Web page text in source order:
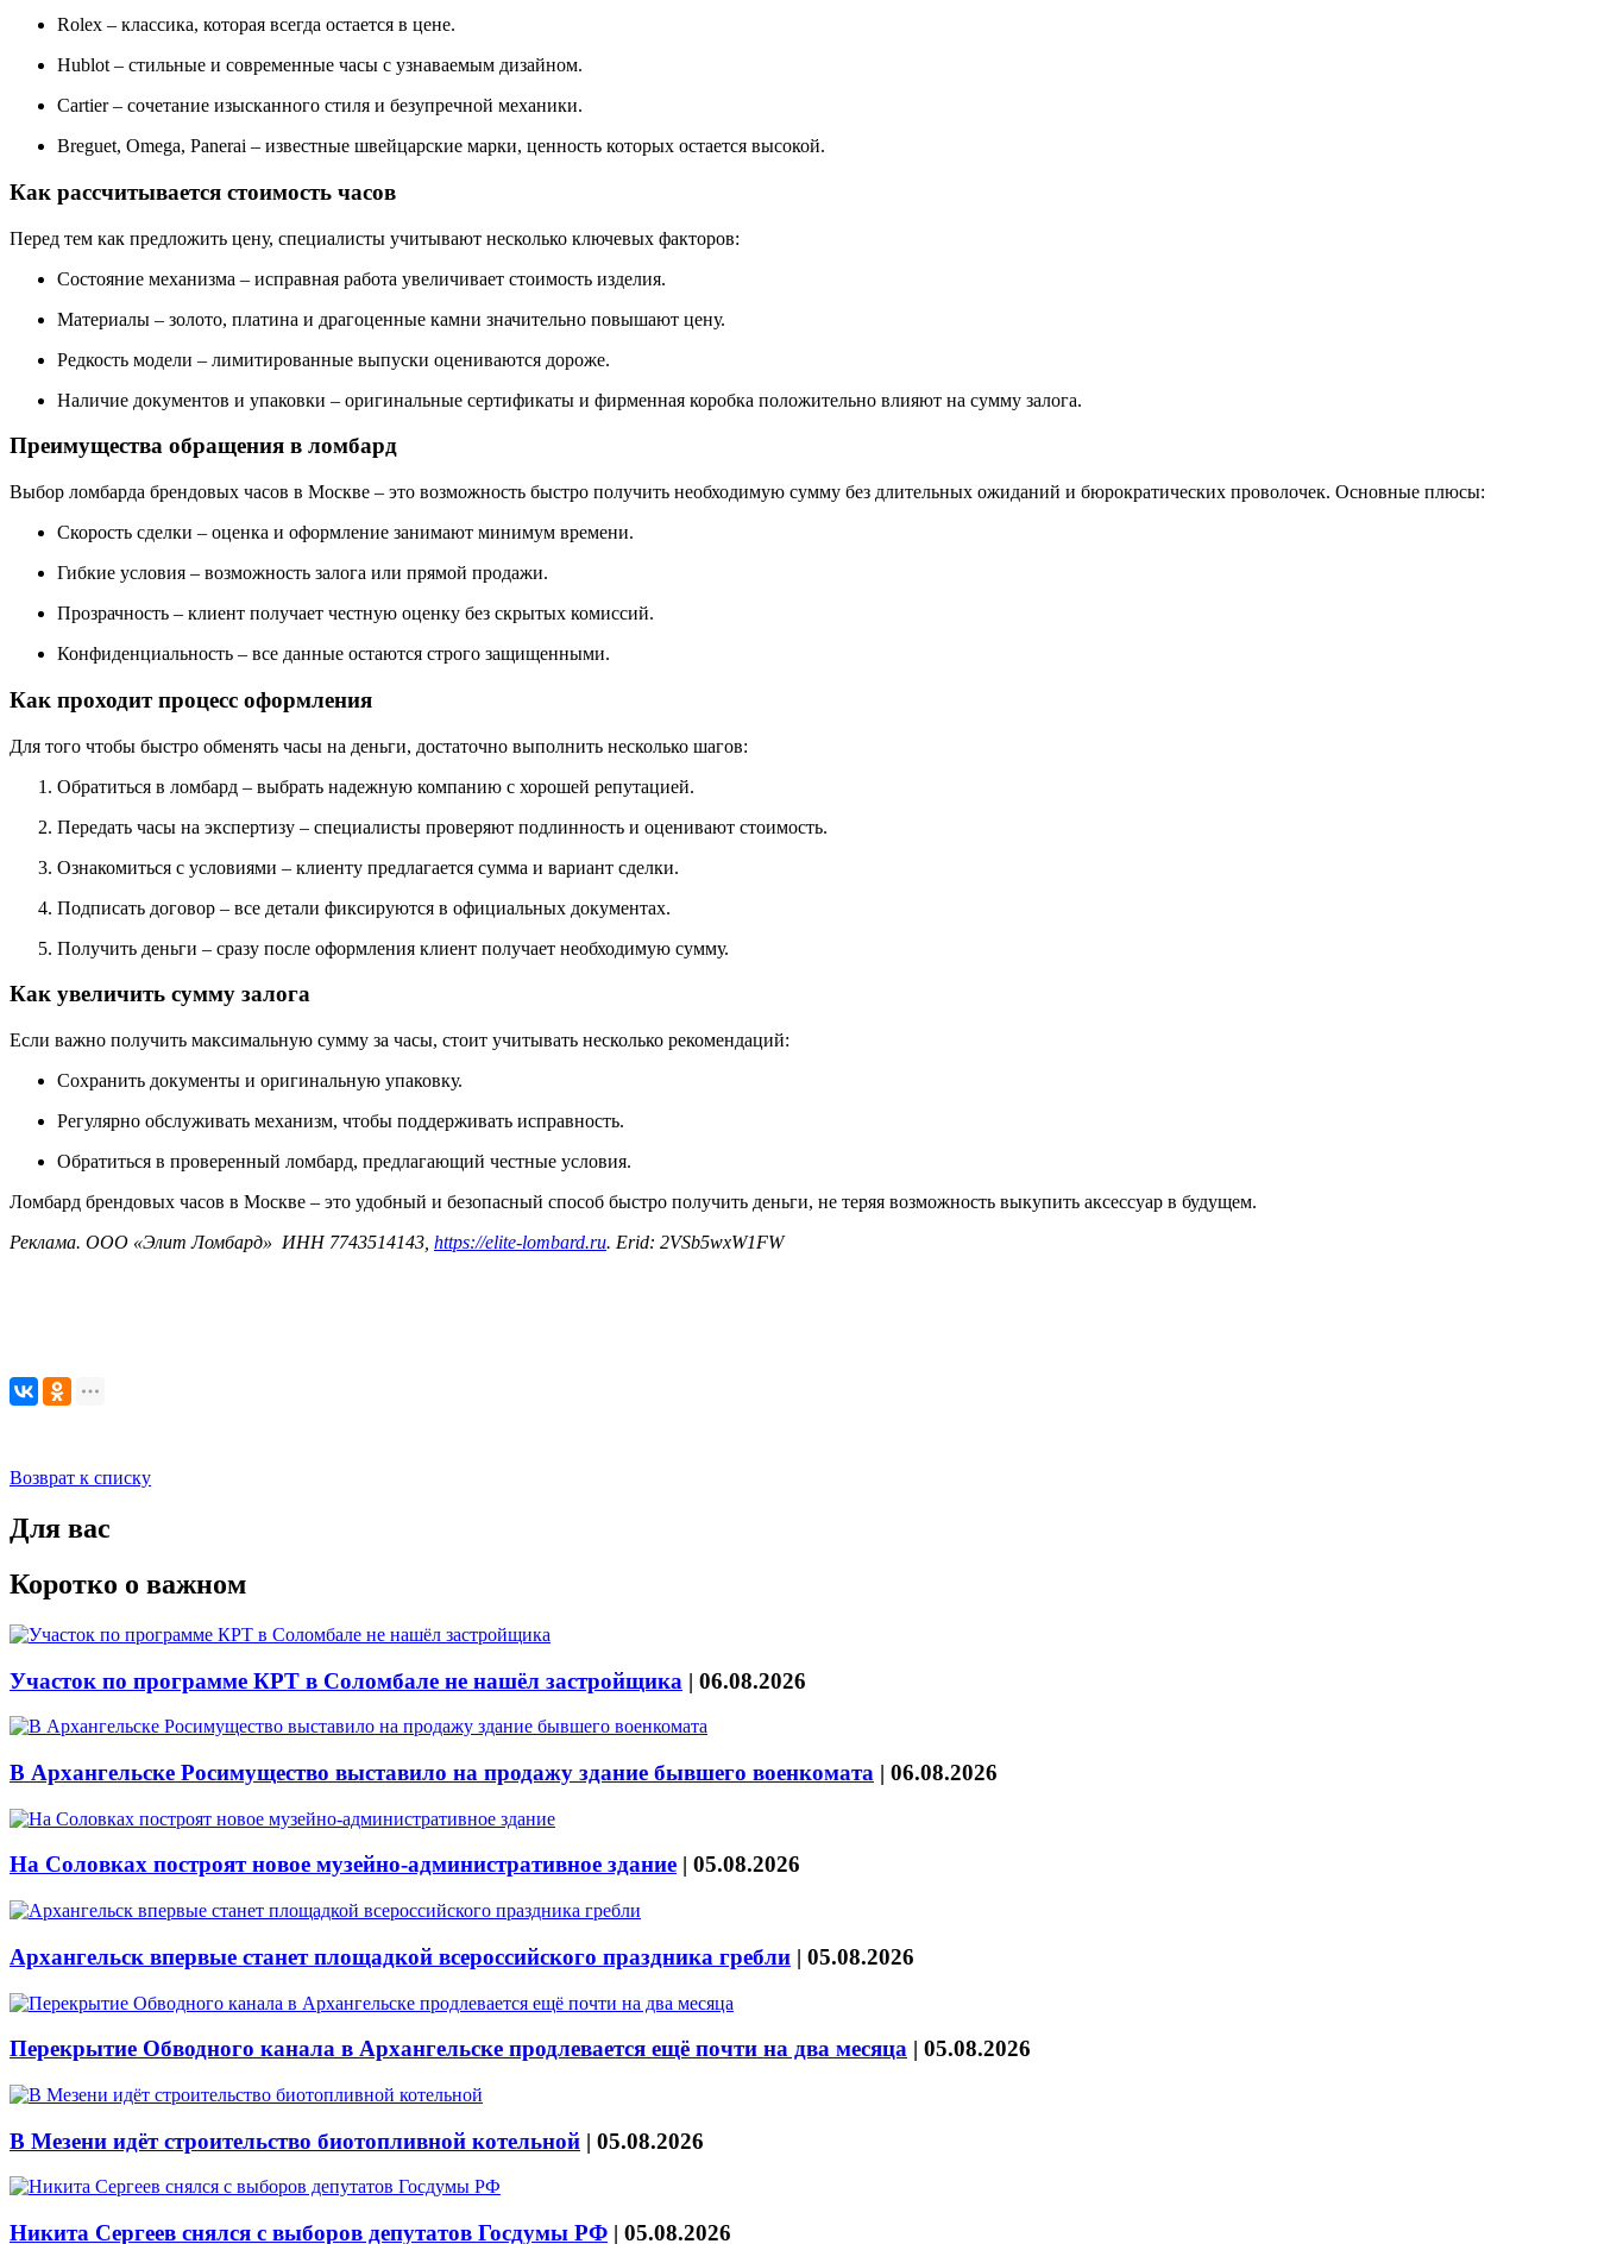
Rolex – классика, которая всегда остается в цене.
Hublot – стильные и современные часы с узнаваемым дизайном.
Cartier – сочетание изысканного стиля и безупречной механики.
Breguet, Omega, Panerai – известные швейцарские марки, ценность которых остается высокой.
Как рассчитывается стоимость часов
Перед тем как предложить цену, специалисты учитывают несколько ключевых факторов:
Состояние механизма – исправная работа увеличивает стоимость изделия.
Материалы – золото, платина и драгоценные камни значительно повышают цену.
Редкость модели – лимитированные выпуски оцениваются дороже.
Наличие документов и упаковки – оригинальные сертификаты и фирменная коробка положительно влияют на сумму залога.
Преимущества обращения в ломбард
Выбор ломбарда брендовых часов в Москве – это возможность быстро получить необходимую сумму без длительных ожиданий и бюрократических проволочек. Основные плюсы:
Скорость сделки – оценка и оформление занимают минимум времени.
Гибкие условия – возможность залога или прямой продажи.
Прозрачность – клиент получает честную оценку без скрытых комиссий.
Конфиденциальность – все данные остаются строго защищенными.
Как проходит процесс оформления
Для того чтобы быстро обменять часы на деньги, достаточно выполнить несколько шагов:
Обратиться в ломбард – выбрать надежную компанию с хорошей репутацией.
Передать часы на экспертизу – специалисты проверяют подлинность и оценивают стоимость.
Ознакомиться с условиями – клиенту предлагается сумма и вариант сделки.
Подписать договор – все детали фиксируются в официальных документах.
Получить деньги – сразу после оформления клиент получает необходимую сумму.
Как увеличить сумму залога
Если важно получить максимальную сумму за часы, стоит учитывать несколько рекомендаций:
Сохранить документы и оригинальную упаковку.
Регулярно обслуживать механизм, чтобы поддерживать исправность.
Обратиться в проверенный ломбард, предлагающий честные условия.
Ломбард брендовых часов в Москве – это удобный и безопасный способ быстро получить деньги, не теряя возможность выкупить аксессуар в будущем.
Реклама. ООО «Элит Ломбард» ИНН 7743514143, https://elite-lombard.ru. Erid: 2VSb5wxW1FW
Возврат к списку
Для вас
Коротко о важном
Участок по программе КРТ в Соломбале не нашёл застройщика | 06.08.2026
В Архангельске Росимущество выставило на продажу здание бывшего военкомата | 06.08.2026
На Соловках построят новое музейно-административное здание | 05.08.2026
Архангельск впервые станет площадкой всероссийского праздника гребли | 05.08.2026
Перекрытие Обводного канала в Архангельске продлевается ещё почти на два месяца | 05.08.2026
В Мезени идёт строительство биотопливной котельной | 05.08.2026
Никита Сергеев снялся с выборов депутатов Госдумы РФ | 05.08.2026